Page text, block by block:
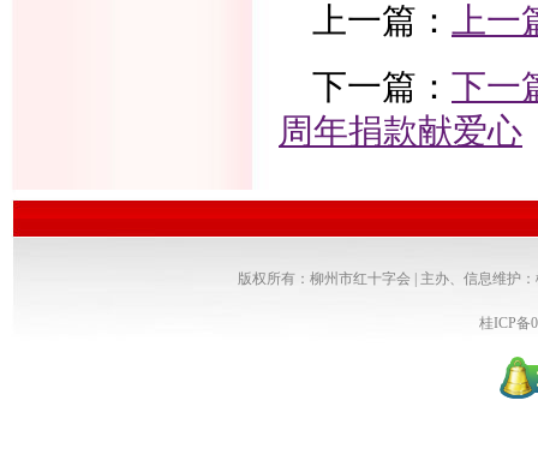
上一篇：
上
下一篇： 下一
周年捐款献爱心
版权所有：柳州市红十字会 | 主办、信息维护
桂ICP备